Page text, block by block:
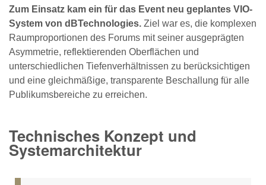
Zum Einsatz kam ein für das Event neu geplantes VIO-
System von dBTechnologies. Ziel war es, die komplexen
Raumproportionen des Forums mit seiner ausgeprägten
Asymmetrie, reflektierenden Oberflächen und
unterschiedlichen Tiefenverhältnissen zu berücksichtigen
und eine gleichmäßige, transparente Beschallung für alle
Publikumsbereiche zu erreichen.
Technisches Konzept und
Systemarchitektur